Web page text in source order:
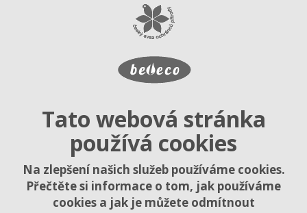
Tato webová stránka
používá cookies
Na zlepšení našich služeb používáme cookies.
Přečtěte si informace o tom, jak používáme
cookies a jak je můžete odmítnout